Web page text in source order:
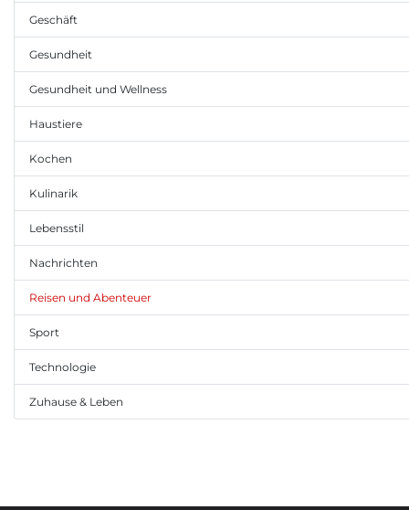
Geschäft
Gesundheit
Gesundheit und Wellness
Haustiere
Kochen
Kulinarik
Lebensstil
Nachrichten
Reisen und Abenteuer
Sport
Technologie
Zuhause & Leben